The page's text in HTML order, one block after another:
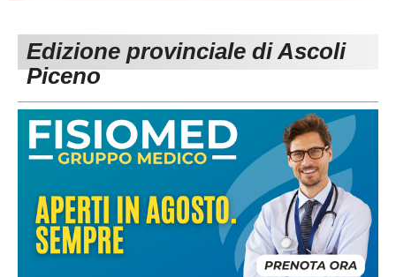
Carica la tua Rosa
1^ CATEGORIA
3^ CATEGORIA
GIOVANILI
Edizione provinciale di Ascoli
Piceno